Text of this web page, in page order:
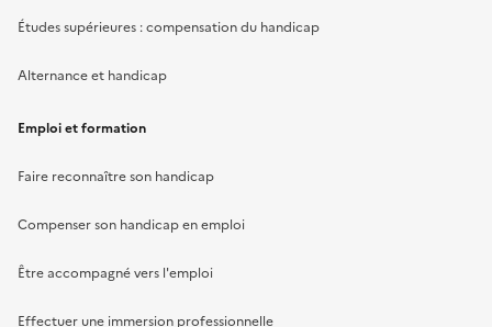
Études supérieures : compensation du handicap
Alternance et handicap
Emploi et formation
Faire reconnaître son handicap
Compenser son handicap en emploi
Être accompagné vers l'emploi
Effectuer une immersion professionnelle